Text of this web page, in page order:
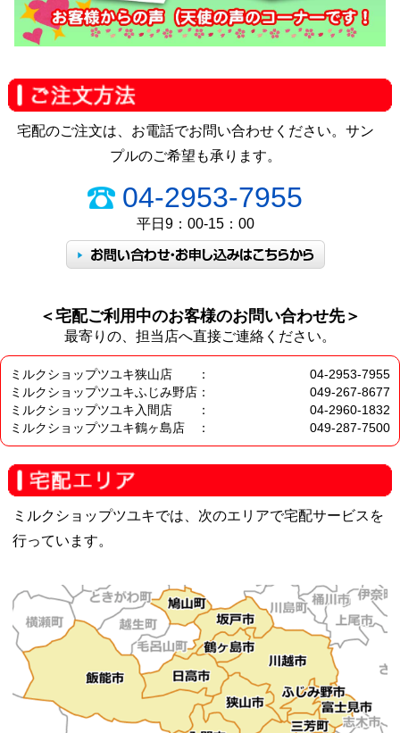
宅配のご注文は、お電話でお問い合わせください。サン
プルのご希望も承ります。
04-2953-7955
平日9：00-15：00
＜宅配ご利用中のお客様のお問い合わせ先＞
最寄りの、担当店へ直接ご連絡ください。
ミルクショップツユキ狭山店 ：
04-2953-7955
ミルクショップツユキふじみ野店：
049-267-8677
ミルクショップツユキ入間店 ：
04-2960-1832
ミルクショップツユキ鶴ヶ島店 ：
049-287-7500
ミルクショップツユキでは、次のエリアで宅配サービスを
行っています。